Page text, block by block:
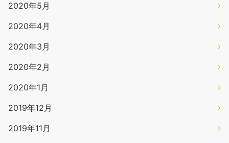
2020年5月
2020年4月
2020年3月
2020年2月
2020年1月
2019年12月
2019年11月